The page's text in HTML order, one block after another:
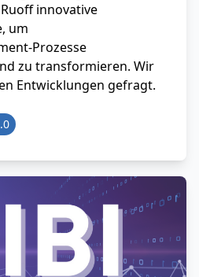
innovative
um
Prozesse
zu transformieren. Wir
Entwicklungen gefragt.